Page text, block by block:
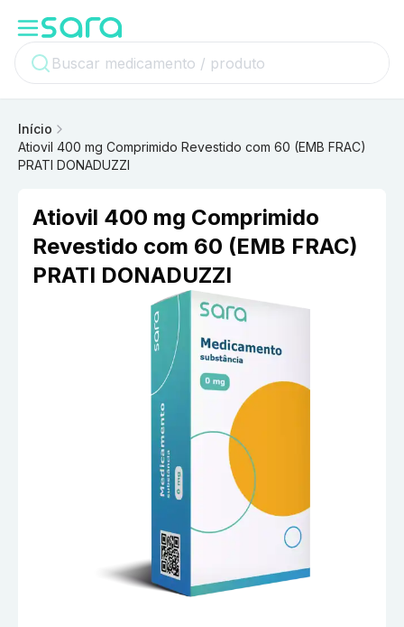
Início
Atiovil 400 mg Comprimido Revestido com 60 (EMB FRAC)
PRATI DONADUZZI
Atiovil 400 mg Comprimido
Revestido com 60 (EMB FRAC)
PRATI DONADUZZI